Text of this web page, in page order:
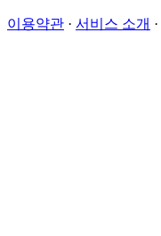
이용약관 · 서비스 소개 ·